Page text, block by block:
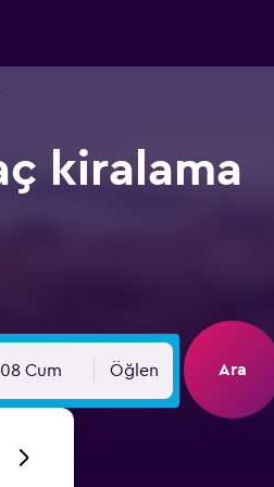
kiralama
Cum Öğlen Ara